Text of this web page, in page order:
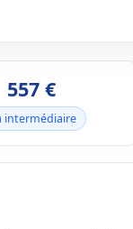
557 €
intermédiaire